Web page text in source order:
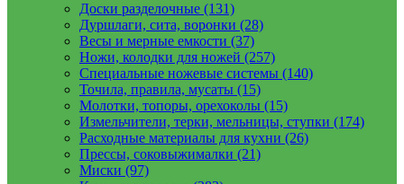
Доски разделочные (131)
Дуршлаги, сита, воронки (28)
Весы и мерные емкости (37)
Ножи, колодки для ножей (257)
Специальные ножевые системы (140)
Точила, правила, мусаты (15)
Молотки, топоры, орехоколы (15)
Измельчители, терки, мельницы, ступки (174)
Расходные материалы для кухни (26)
Прессы, соковыжималки (21)
Миски (97)